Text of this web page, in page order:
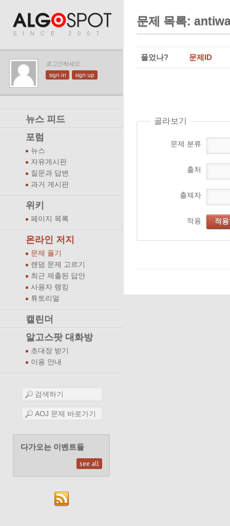
SINCE 2007
로그인하세요.
sign in sign up
뉴스 피드
포럼
뉴스
자유게시판
질문과 답변
과거 게시판
위키
페이지 목록
온라인 저지
문제 풀기
랜덤 문제 고르기
최근 제출된 답안
사용자 랭킹
튜토리얼
캘린더
알고스팟 대화방
초대장 받기
이용 안내
다가오는 이벤트들
see all
문제 목록:
풀었나? 문제ID
골라보기
문제 분류
출처
출제자
적용 적